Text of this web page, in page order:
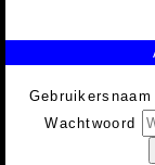
Gebruikersnaam
Wachtwoord